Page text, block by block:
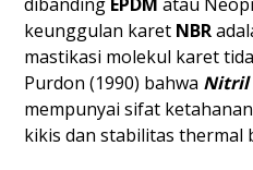
keunggulan karet NBR
mastikasi molekul karet
Purdon (1990) bahwa Nitril
mempunyai sifat
kikis dan stabilitas thermal